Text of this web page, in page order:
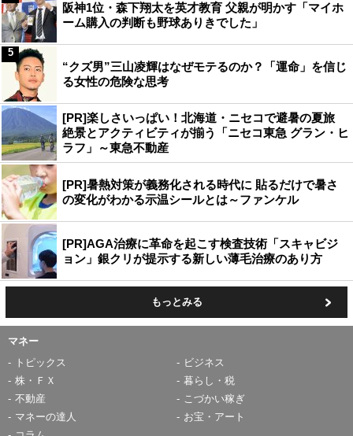
阪神1位・森下翔太を英才教育 父親が明かす「マイホ
ーム購入の判断も野球ありきでした」
“クズ男”三山凌輝はなぜモテるのか？「運命」を信じ
る女性の危険な思考
5
[PR]楽しさいっぱい！北海道・ニセコで避暑の夏旅
絶景とアクティビティが揃う「ニセコ東急 グラン・ヒ
ラフ」～東急不動産
[PR]暑熱対策が義務化される時代に 貼るだけで暑さ
の変化がわかる示温シールとは～ファンケル
[PR]AGA治療に革命を起こす検査技術「スキャビジ
ョン」銀クリが提示する新しい薄毛治療のあり方
もっとみる
マネー
トピックス
ビジネス
株・ＦＸ
暮らし・税
不動産
こづかい稼ぎ
マネーの達人
お宝・アート